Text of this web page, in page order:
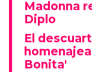
Madonna
Diplo
El
Bonita'